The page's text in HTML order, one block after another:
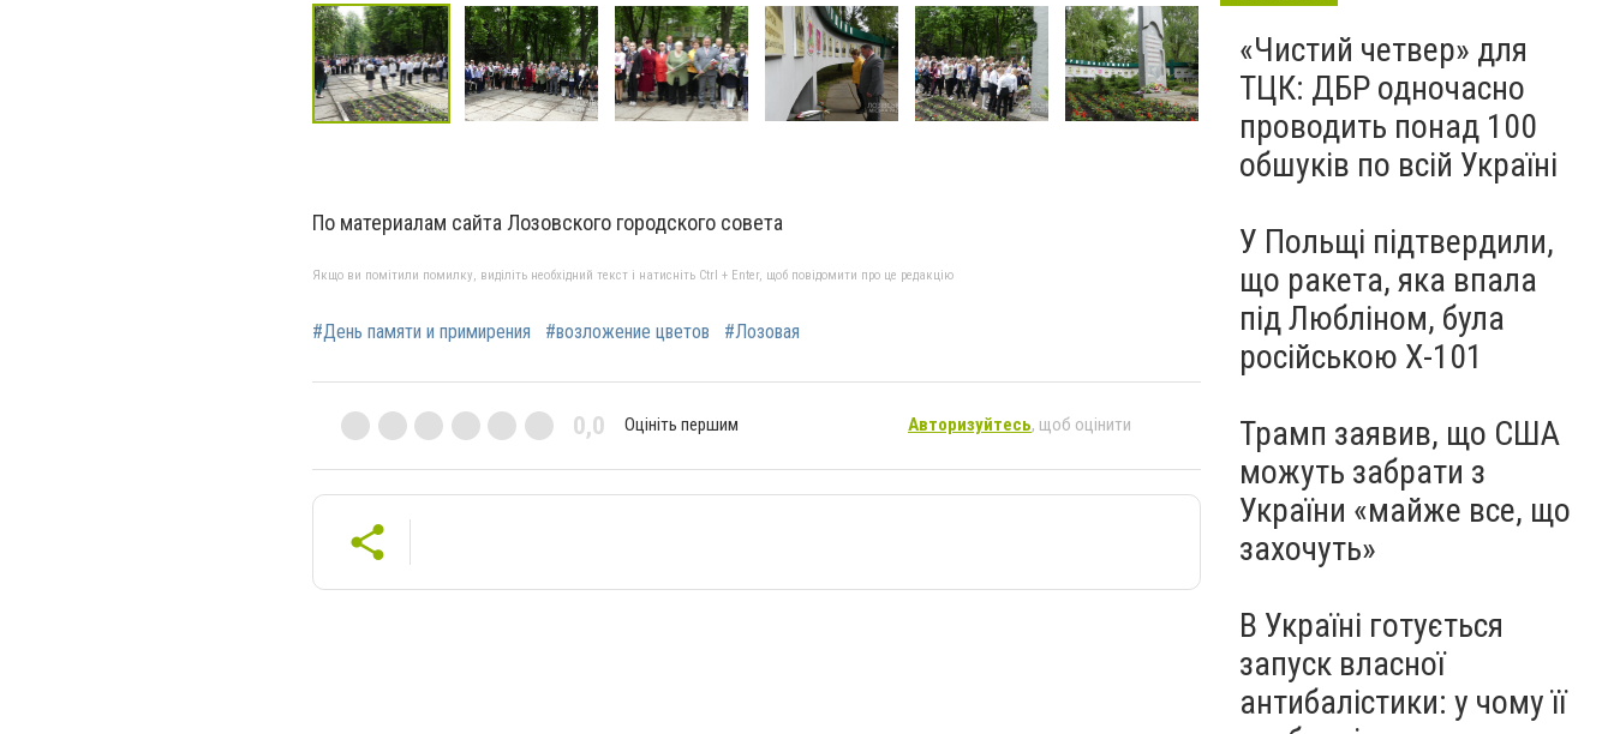
По материалам сайта Лозовского городского совета
Якщо ви помітили помилку, виділіть необхідний текст і натисніть Ctrl + Enter, щоб повідомити про це редакцію
#День памяти и примирения #возложение цветов #Лозовая
0,0 Оцініть першим Авторизуйтесь, щоб оцінити
«Чистий четвер» для
ТЦК: ДБР одночасно
проводить понад 100
обшуків по всій Україні
У Польщі підтвердили,
що ракета, яка впала
під Любліном, була
російською Х-101
Трамп заявив, що США
можуть забрати з
України «майже все, що
захочуть»
В Україні готується
запуск власної
антибалістики: у чому її